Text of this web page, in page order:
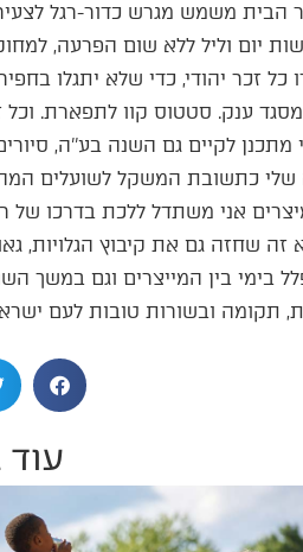
הבית משמש מגרש כדור-רגל
יום וליל ללא שום הפרעה,
זכר יהודי, כדי שלא יתגלו
ענק. סטטוס קוו לתפארת. וכל
לקיים גם השנה בע’’ה,
כתשובת המשקל לשועלים
אני משתדל ללכת בדרכו של
שחזה גם את קיבוץ הגלויות,
בימי בין המייצרים וגם במשך
תקומה ובשורות טובות לעם